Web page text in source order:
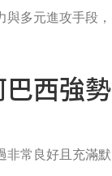
多元進攻手段，
西強勢
非常良好且充滿默